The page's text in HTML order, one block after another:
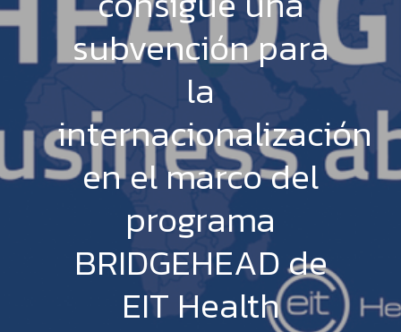
subvención para
la
internacionalización
en el marco del
programa
BRIDGEHEAD de
EIT Health